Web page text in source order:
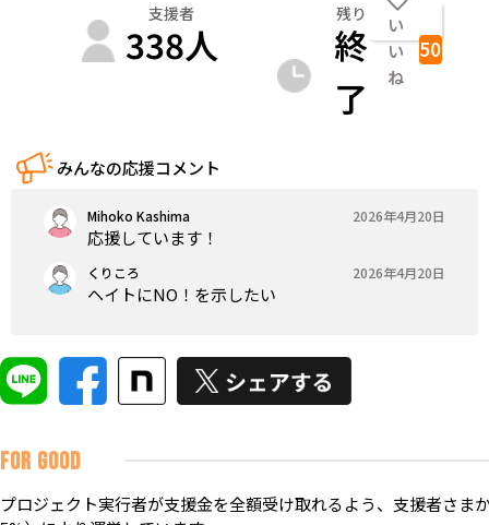
支援者
338人
残り
終
了
い
い
ね
50
みんなの応援コメント
Mihoko Kashima 2026年4月20日
応援しています！
くりころ 2026年4月20日
ヘイトにNO！を示したい
FOR GOOD
プロジェクト実行者が支援金を全額受け取れるよう、支援者さま